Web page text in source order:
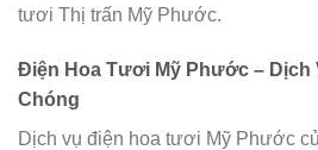
tươi Thị trấn Mỹ Phước.
Điện Hoa Tươi Mỹ Phước – Dịch
Chóng
Dịch vụ điện hoa tươi Mỹ Phước